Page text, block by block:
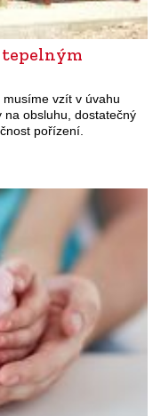
vzít v úvahu
na obsluhu, dostatečný
pořízení.